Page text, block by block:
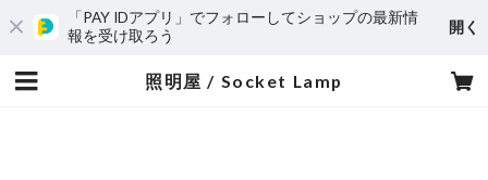
「PAY IDアプリ」でフォローしてショップの最新情
報を受け取ろう
開く
照明屋 / Socket Lamp